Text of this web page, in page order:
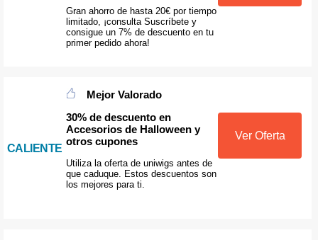
Gran ahorro de hasta 20€ por tiempo
limitado, ¡consulta Suscríbete y
consigue un 7% de descuento en tu
primer pedido ahora!
CALIENTE
Mejor Valorado
30% de descuento en
Accesorios de Halloween y
otros cupones
Utiliza la oferta de uniwigs antes de
que caduque. Estos descuentos son
los mejores para ti.
Ver Oferta